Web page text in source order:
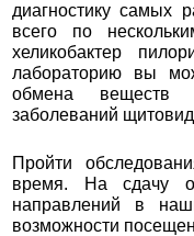
диагностику самых
всего по
хеликобактер
лабораторию вы
обмена веществ
заболеваний
Пройти
время. На сдачу
направлений в
возможности